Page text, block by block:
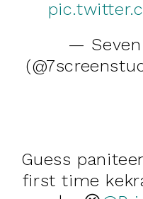
—
Guess
first time